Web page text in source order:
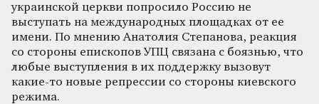
украинской церкви попросило Россию не
выступать на международных площадках от ее
имени. По мнению Анатолия Степанова, реакция
со стороны епископов УПЦ связана с боязнью, что
любые выступления в их поддержку вызовут
какие-то новые репрессии со стороны киевского
режима.